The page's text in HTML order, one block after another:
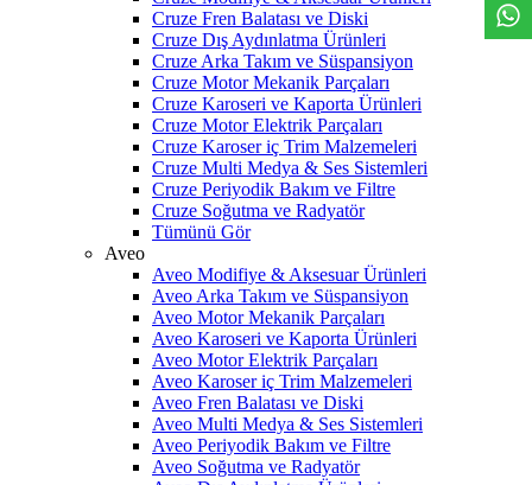
Cruze Fren Balatası ve Diski
Cruze Dış Aydınlatma Ürünleri
Cruze Arka Takım ve Süspansiyon
Cruze Motor Mekanik Parçaları
Cruze Karoseri ve Kaporta Ürünleri
Cruze Motor Elektrik Parçaları
Cruze Karoser iç Trim Malzemeleri
Cruze Multi Medya & Ses Sistemleri
Cruze Periyodik Bakım ve Filtre
Cruze Soğutma ve Radyatör
Tümünü Gör
Aveo
Aveo Modifiye & Aksesuar Ürünleri
Aveo Arka Takım ve Süspansiyon
Aveo Motor Mekanik Parçaları
Aveo Karoseri ve Kaporta Ürünleri
Aveo Motor Elektrik Parçaları
Aveo Karoser iç Trim Malzemeleri
Aveo Fren Balatası ve Diski
Aveo Multi Medya & Ses Sistemleri
Aveo Periyodik Bakım ve Filtre
Aveo Soğutma ve Radyatör